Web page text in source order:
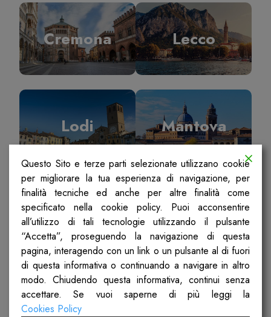
Cremona Lecco
Lodi Mantova
Milano Pavia
Sondrio Ticino Olona
Questo Sito e terze parti selezionate utilizzano cookie
per migliorare la tua esperienza di navigazione, per
finalità tecniche ed anche per altre finalità come
specificato nella cookie policy. Puoi acconsentire
all’utilizzo di tali tecnologie utilizzando il pulsante
“Accetta”, proseguendo la navigazione di questa
pagina, interagendo con un link o un pulsante al di fuori
di questa informativa o continuando a navigare in altro
modo. Chiudendo questa informativa, continui senza
accettare. Se vuoi saperne di più leggi la
Cookies Policy